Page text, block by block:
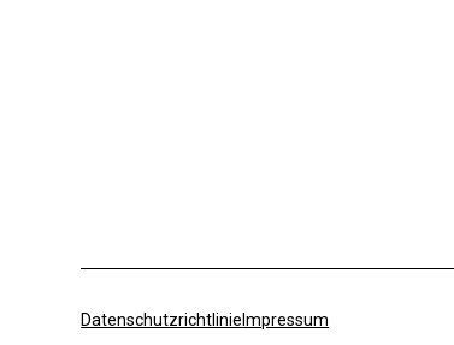
Datenschutzrichtlinie Impressum